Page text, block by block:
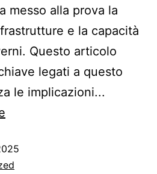
messo alla prova la
e la capacità
Questo articolo
legati a questo
le implicazioni...